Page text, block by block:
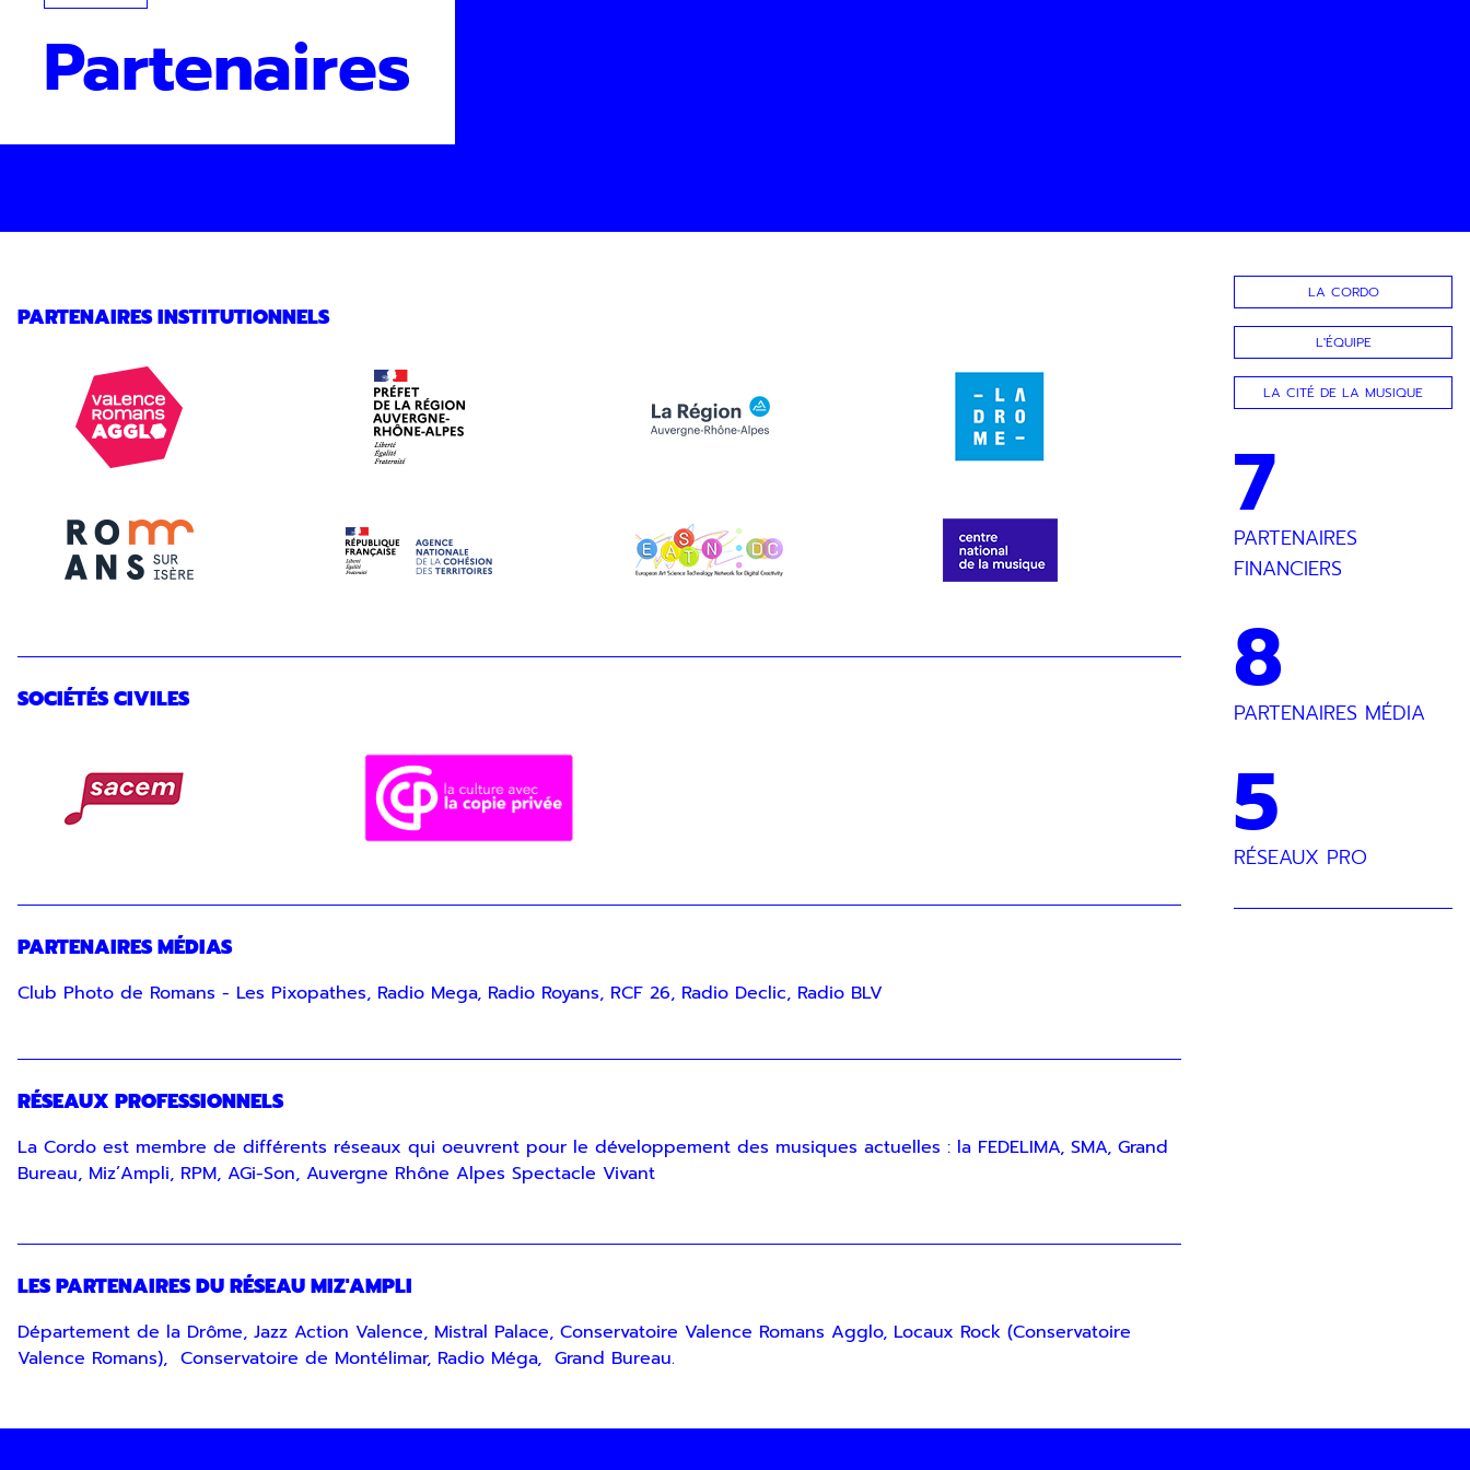
Partenaires
PARTENAIRES INSTITUTIONNELS
SOCIÉTÉS CIVILES
PARTENAIRES MÉDIAS
Club Photo de Romans - Les Pixopathes, Radio Mega, Radio Royans, RCF 26, Radio Declic, Radio BLV
RÉSEAUX PROFESSIONNELS
La Cordo est membre de différents réseaux qui oeuvrent pour le développement des musiques actuelles : la FEDELIMA, SMA, Grand
Bureau, Miz’Ampli, RPM, AGi-Son, Auvergne Rhône Alpes Spectacle Vivant
LES PARTENAIRES DU RÉSEAU MIZ'AMPLI
Département de la Drôme, Jazz Action Valence, Mistral Palace, Conservatoire Valence Romans Agglo, Locaux Rock (Conservatoire
Valence Romans), Conservatoire de Montélimar, Radio Méga, Grand Bureau.
LA CORDO
L'ÉQUIPE
LA CITÉ DE LA MUSIQUE
7
PARTENAIRES
FINANCIERS
8
PARTENAIRES MÉDIA
5
RÉSEAUX PRO
Inscription Newsletter
désinscription ou en nous contactant. Pour en savoir plus, consultez notre